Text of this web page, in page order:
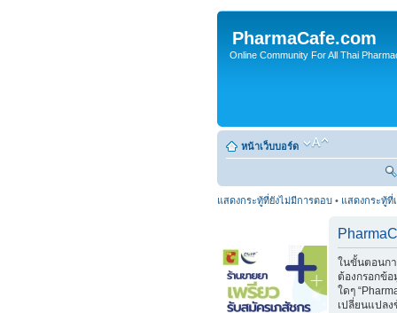
PharmaCafe.com
Online Community For All Thai
หน้าเว็บบอร์ด
แสดงกระทู้ที่ยังไม่มีการตอบ • แสดงกระทู้ที่
ในขั้นตอนกา
ต้องกรอกข้
ใดๆ
เปลี่ยนแปล